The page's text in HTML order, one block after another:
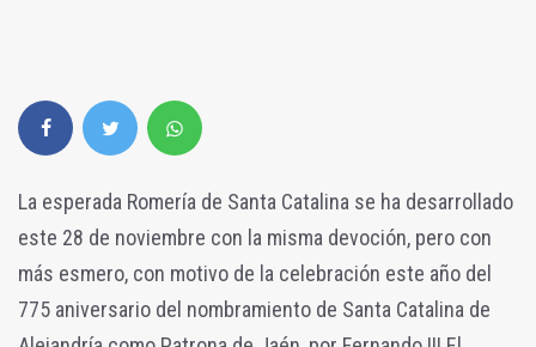
La esperada Romería de Santa Catalina se ha desarrollado
este 28 de noviembre con la misma devoción, pero con
más esmero, con motivo de la celebración este año del
775 aniversario del nombramiento de Santa Catalina de